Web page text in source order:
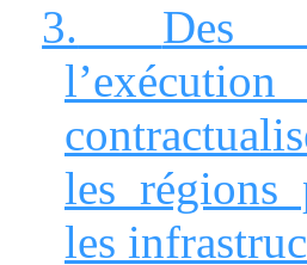
3.
Des
l’exécution
les régions
les